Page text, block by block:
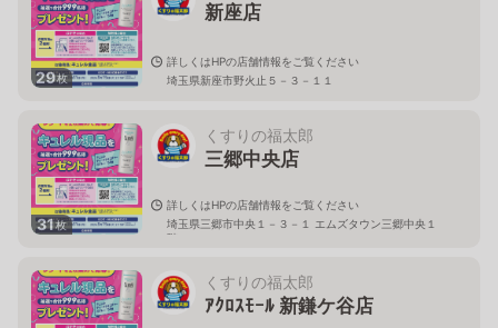
29枚
新座店
詳しくはHPの店舗情報をご覧ください
埼玉県新座市野火止５－３－１１
31枚
くすりの福太郎
三郷中央店
詳しくはHPの店舗情報をご覧ください
埼玉県三郷市中央１－３－１ エムズタウン三郷中央１
階
くすりの福太郎
ｱｸﾛｽﾓｰﾙ 新鎌ケ谷店